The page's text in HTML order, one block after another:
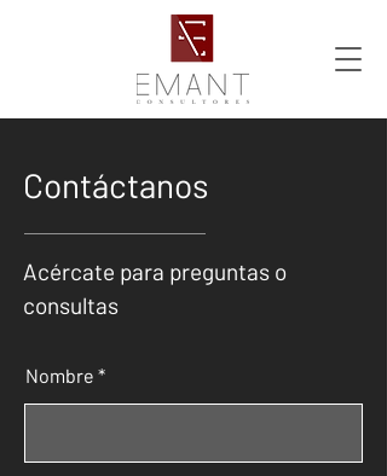
Contáctanos
Acércate para preguntas o
consultas
Nombre